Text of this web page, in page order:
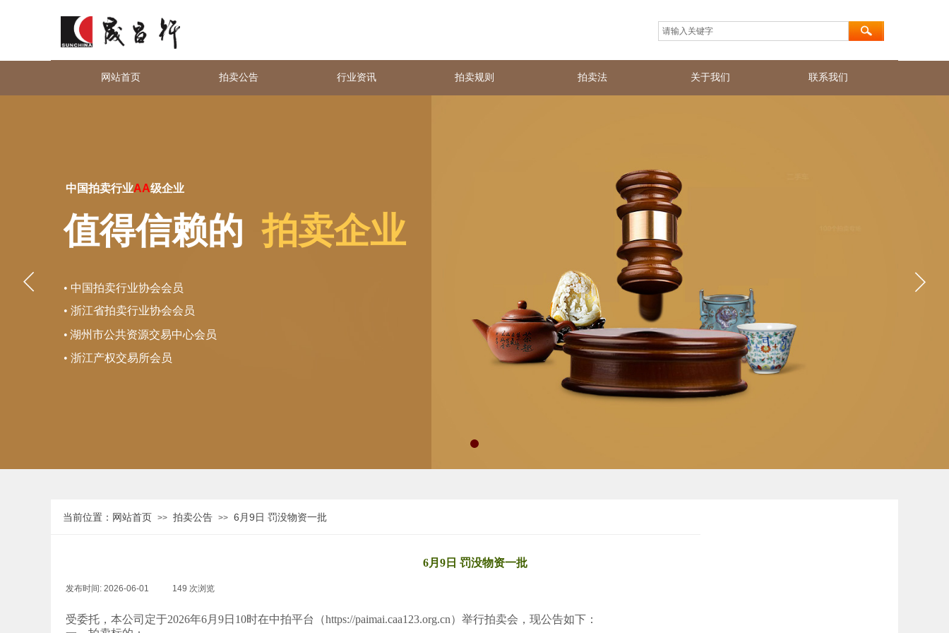
网站首页 拍卖公告 行业资讯 拍卖规则 拍卖法 关于我们 联系我们
中国拍卖行业AA级企业
值得信赖的拍卖企业
• 中国拍卖行业协会会员
• 浙江省拍卖行业协会会员
• 湖州市公共资源交易中心会员
• 浙江产权交易所会员
6月9日 罚没物资一批
发布时间: 2026-06-01 149 次浏览
受委托，本公司定于2026年6月9日10时在中拍平台（https://paimai.caa123.org.cn）举行拍卖会，现公告如下：
网站首页 >> 拍卖公告 >> 6月9日 罚没物资一批
当前位置：